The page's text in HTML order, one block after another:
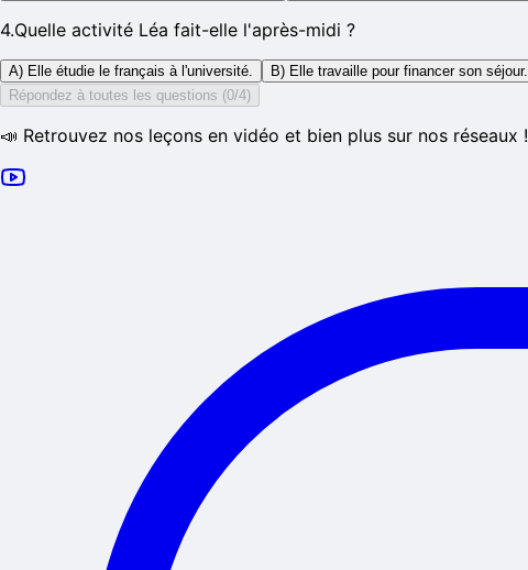
4.Quelle activité Léa fait-elle l'après-midi ?
A) Elle étudie le français à l'université. B) Elle travaille pour financer son séjour.
Répondez à toutes les questions (0/4)
📣 Retrouvez nos leçons en vidéo et bien plus sur nos réseaux !